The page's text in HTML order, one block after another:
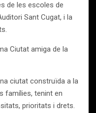
de les escoles de
Sant Cugat, i la
Ciutat amiga de la
ciutat construïda a la
famílies, tenint en
prioritats i drets.